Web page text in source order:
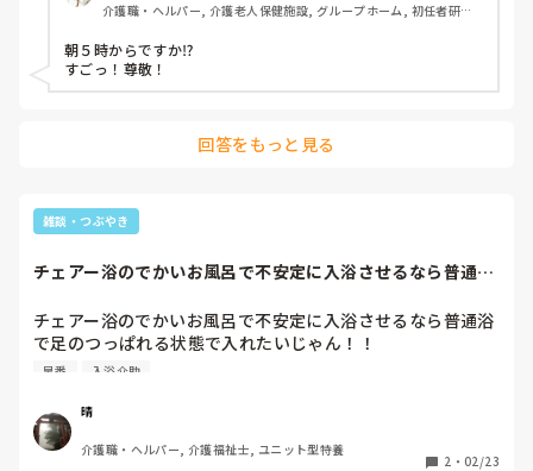
介護職・ヘルパー, 介護老人保健施設, グループホーム, 初任者研修,
朝５時からですか⁉️
すごっ！尊敬！
回答をもっと見る
雑談・つぶやき
チェアー浴のでかいお風呂で不安定に入浴させるなら普通浴
チェアー浴のでかいお風呂で不安定に入浴させるなら普通浴
で足のつっぱれる状態で入れたいじゃん！！
安心して入ってもらいたいじゃん！！
｢優しいとゆうかなんとゆうか｣って言われたけど…
ユニットケアなんだからスピード重視でどうするの！！
私は私の介護を貫くよ！！！
早番 入浴介助
晴
介護職・ヘルパー, 介護福祉士, ユニット型特養
2 ・ 02/23